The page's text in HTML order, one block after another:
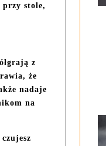
przy stole,
z
że
nadaje
na